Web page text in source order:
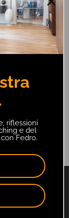
riflessioni
e del
Fedro.